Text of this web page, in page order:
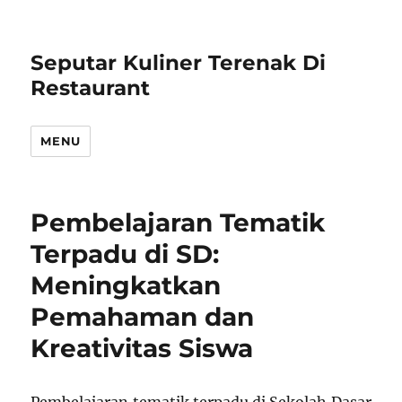
Seputar Kuliner Terenak Di
Restaurant
MENU
Pembelajaran Tematik
Terpadu di SD:
Meningkatkan
Pemahaman dan
Kreativitas Siswa